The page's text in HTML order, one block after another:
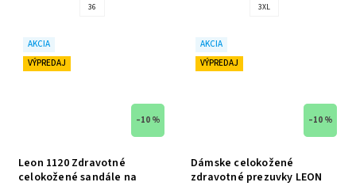
36 3XL
AKCIA
VÝPREDAJ
–10 %
Leon 1120 Zdravotné
celokožené sandále na
AKCIA
VÝPREDAJ
–10 %
Dámske celokožené
zdravotné prezuvky LEON